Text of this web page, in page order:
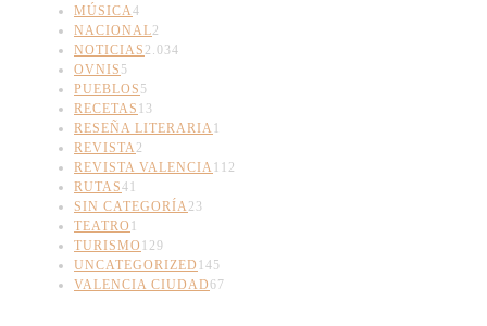
MÚSICA4
NACIONAL2
NOTICIAS 2.034
OVNIS 5
PUEBLOS 5
RECETAS 13
RESEÑA LITERARIA1
REVISTA2
REVISTA VALENCIA112
RUTAS41
SIN CATEGORÍA23
TEATRO 1
TURISMO 129
UNCATEGORIZED 145
VALENCIA CIUDAD67